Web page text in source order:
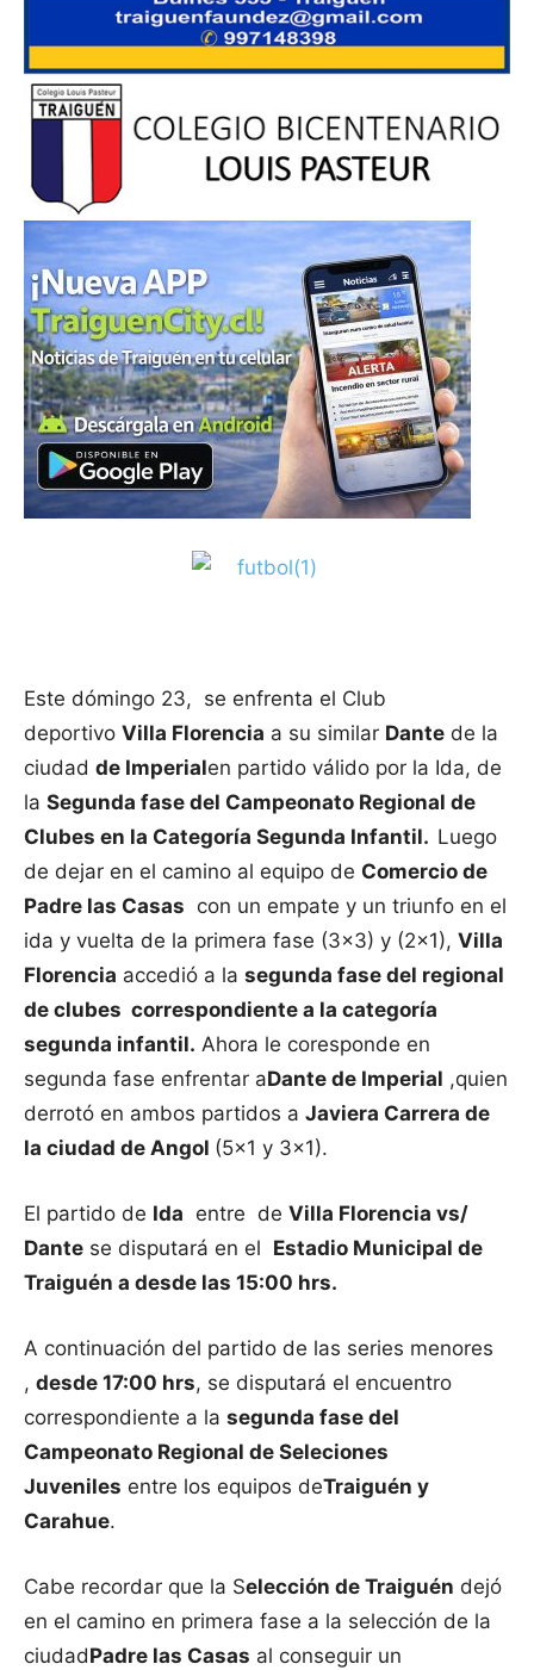
Este dómingo 23, se enfrenta el Club
deportivo Villa Florencia a su similar Dante de la
ciudad de Imperialen partido válido por la Ida, de
la Segunda fase del Campeonato Regional de
Clubes en la Categoría Segunda Infantil. Luego
de dejar en el camino al equipo de Comercio de
Padre las Casas con un empate y un triunfo en el
ida y vuelta de la primera fase (3×3) y (2×1), Villa
Florencia accedió a la segunda fase del regional
de clubes correspondiente a la categoría
segunda infantil. Ahora le coresponde en
segunda fase enfrentar aDante de Imperial ,quien
derrotó en ambos partidos a Javiera Carrera de
la ciudad de Angol (5×1 y 3×1).
El partido de Ida entre de Villa Florencia vs/
Dante se disputará en el Estadio Municipal de
Traiguén a desde las 15:00 hrs.
A continuación del partido de las series menores
, desde 17:00 hrs, se disputará el encuentro
correspondiente a la segunda fase del
Campeonato Regional de Seleciones
Juveniles entre los equipos deTraiguén y
Carahue.
Cabe recordar que la Selección de Traiguén dejó
en el camino en primera fase a la selección de la
ciudadPadre las Casas al conseguir un